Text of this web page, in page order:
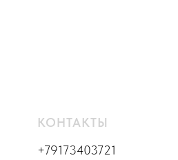
КОНТАКТЫ
+79173403721